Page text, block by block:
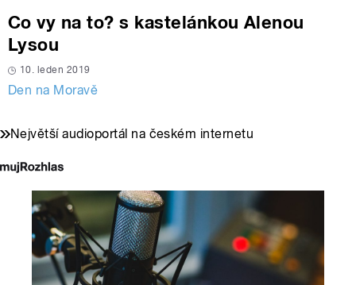
Co vy na to? s kastelánkou Alenou
Lysou
10. leden 2019
Den na Moravě
Největší audioportál na českém internetu